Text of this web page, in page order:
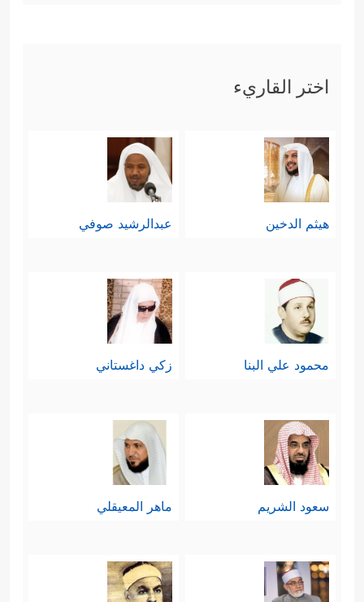
اختر القاريء
هيثم الدخين عبدالرشيد صوفي
محمود علي البنا زكي داغستاني
سعود الشريم ماهر المعيقلي